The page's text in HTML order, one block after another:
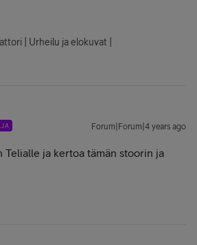
| Urheilu ja elokuvat |
Forum|Forum|4 years ago
Telialle ja kertoa tämän stoorin ja